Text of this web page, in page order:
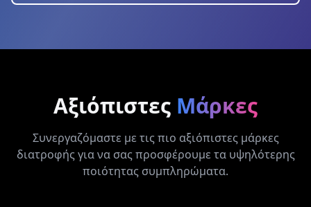
Αξιόπιστες Μάρκες
Συνεργαζόμαστε με τις πιο αξιόπιστες μάρκες
διατροφής για να σας προσφέρουμε τα υψηλότερης
ποιότητας συμπληρώματα.